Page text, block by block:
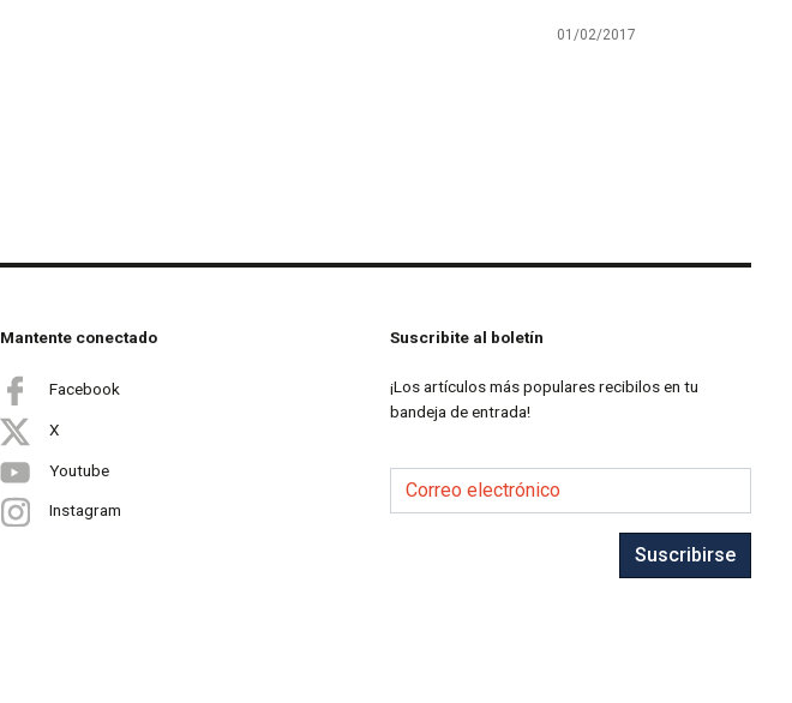
01/02/2017
Mantente conectado
Facebook
X
Youtube
Instagram
Suscribite al boletín
¡Los artículos más populares recibilos en tu
bandeja de entrada!
Correo electrónico
Suscribirse